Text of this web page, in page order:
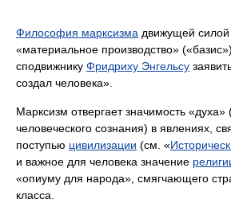
Философия марксизма движущей силой
«материальное производство»
сподвижнику Фридриху Энгельсу
создал человека».
Марксизм отвергает значимость
человеческого сознания) в явлениях,
поступью цивилизации (см. «
и важное для человека значение
«опиуму для народа», смягчающего
класса.